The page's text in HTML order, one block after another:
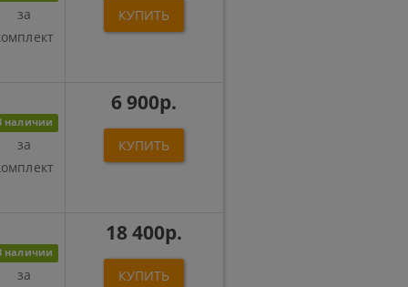
за
КУПИТЬ
наличии
за
6 900р.
КУПИТЬ
наличии
за
18 400р.
КУПИТЬ